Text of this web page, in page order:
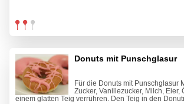
Donuts mit Punschglasur
Für die Donuts mit Punschglasur
Zucker, Vanillezucker, Milch, Eier,
einem glatten Teig verrühren. Den Teig in den